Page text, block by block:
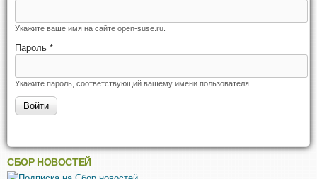
Укажите ваше имя на сайте open-suse.ru.
Пароль *
Укажите пароль, соответствующий вашему имени пользователя.
СБОР НОВОСТЕЙ